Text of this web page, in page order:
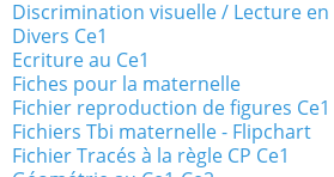
Discrimination visuelle / Lecture
Divers Ce1
Ecriture au Ce1
Fiches pour la maternelle
Fichier reproduction de figures Ce1
Fichiers Tbi maternelle - Flipchart
Fichier Tracés à la règle CP Ce1